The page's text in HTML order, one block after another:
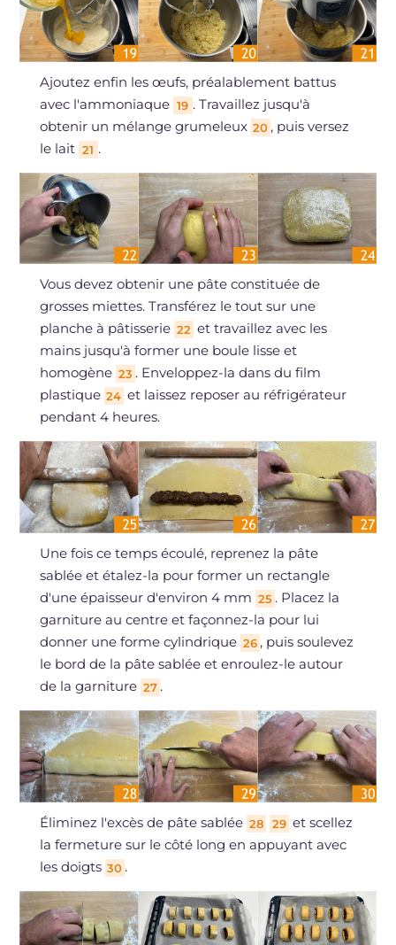
Ajoutez enfin les œufs, préalablement battus
avec l'ammoniaque 19 . Travaillez jusqu'à
obtenir un mélange grumeleux 20 , puis versez
le lait 21 .
Vous devez obtenir une pâte constituée de
grosses miettes. Transférez le tout sur une
planche à pâtisserie 22 et travaillez avec les
mains jusqu'à former une boule lisse et
homogène 23 . Enveloppez-la dans du film
plastique 24 et laissez reposer au réfrigérateur
pendant 4 heures.
Une fois ce temps écoulé, reprenez la pâte
sablée et étalez-la pour former un rectangle
d'une épaisseur d'environ 4 mm 25 . Placez la
garniture au centre et façonnez-la pour lui
donner une forme cylindrique 26 , puis soulevez
le bord de la pâte sablée et enroulez-le autour
de la garniture 27 .
Éliminez l'excès de pâte sablée 28 29 et scellez
la fermeture sur le côté long en appuyant avec
les doigts 30 .